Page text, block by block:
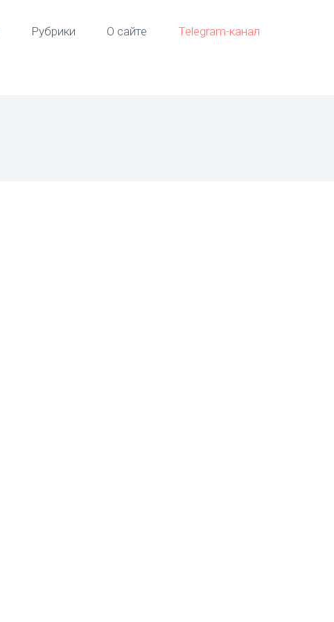
Рубрики О сайте Telegram-канал